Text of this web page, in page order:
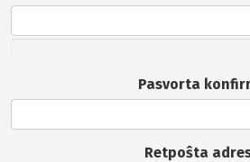
Pasvorta
Retpoŝta